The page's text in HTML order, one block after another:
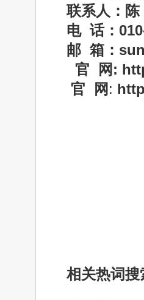
联系人：陈
电 话：
邮 箱：
官
网 :
官
网 :
相关热词搜